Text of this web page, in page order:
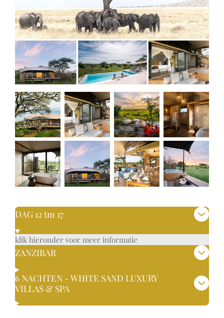
DAG 12 tm 17
klik hieronder voor meer informatie
ZANZIBAR
6 NACHTEN - WHITE SAND LUXURY
VILLAS & SPA